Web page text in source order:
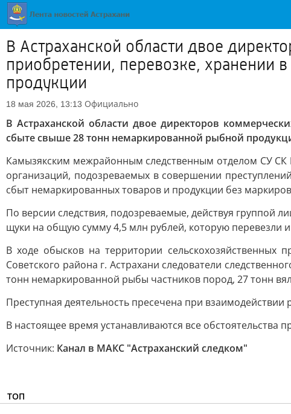
В Астраханской области двое
приобретении, перевозке, хранении
продукции
18 мая 2026, 13:13 Официально
В Астраханской области двое директоров
сбыте свыше 28 тонн немаркированной рыбной
Камызякским межрайонным следственным отделом СУ СК
организаций, подозреваемых в совершении
сбыт немаркированных товаров и продукции без
По версии следствия, подозреваемые, действуя группой
щуки на общую сумму 4,5 млн рублей, которую перевезли
В ходе обысков на территории сельскохозяйственных
Советского района г. Астрахани следователи
тонн немаркированной рыбы частников пород, 27 тонн
Преступная деятельность пресечена при
В настоящее время устанавливаются все обстоятельства
Источник: Канал в МАКС "Астраханский следком"
ТОП